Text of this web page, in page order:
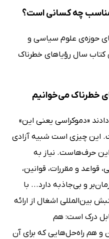
چه کسانی است؟
حوزه‌ی علوم سیاسی و
کتاب سال رؤیاهای خطرناک
خطرناک می‌خوانیم
«دموکراسى یعنى این»
این چیزى است شبیه آزادى
حرف‌هاست. نیاز به
قواعد و مقررات، قوانین،
و بى‌جاذبه دارد... با
بین‌المللى اشغال از ارائه
درک است: هم
هم راه‌حل‌هایى که براى آن